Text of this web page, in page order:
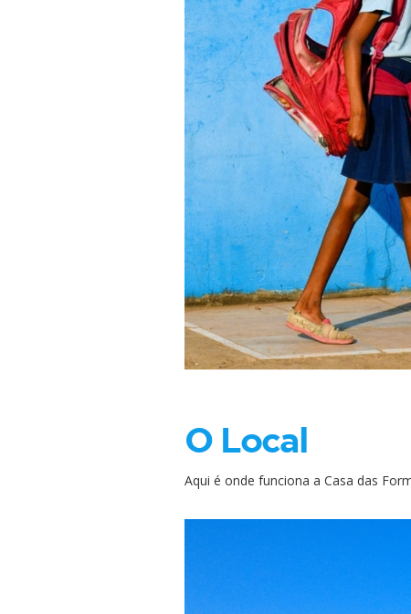
O Local
Aqui é onde funciona a Casa das